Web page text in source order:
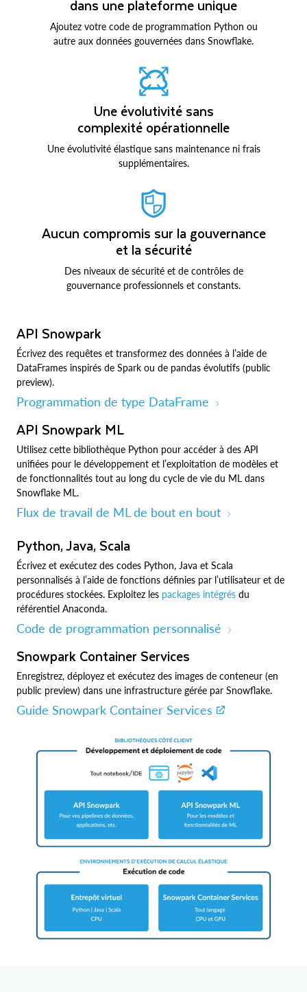
dans une plateforme unique
Ajoutez votre code de programmation Python ou
autre aux données gouvernées dans Snowflake.
Une évolutivité sans
complexité opérationnelle
Une évolutivité élastique sans maintenance ni frais
supplémentaires.
Aucun compromis sur la gouvernance
et la sécurité
Des niveaux de sécurité et de contrôles de
gouvernance professionnels et constants.
API Snowpark
Écrivez des requêtes et transformez des données à l’aide de
DataFrames inspirés de Spark ou de pandas évolutifs (public
preview).
Programmation de type DataFrame
API Snowpark ML
Utilisez cette bibliothèque Python pour accéder à des API
unifiées pour le développement et l’exploitation de modèles et
de fonctionnalités tout au long du cycle de vie du ML dans
Snowflake ML.
Flux de travail de ML de bout en bout
Python, Java, Scala
Écrivez et exécutez des codes Python, Java et Scala
personnalisés à l’aide de fonctions définies par l’utilisateur et de
procédures stockées. Exploitez les packages intégrés du
référentiel Anaconda.
Code de programmation personnalisé
Snowpark Container Services
Enregistrez, déployez et exécutez des images de conteneur (en
public preview) dans une infrastructure gérée par Snowflake.
Guide Snowpark Container Services